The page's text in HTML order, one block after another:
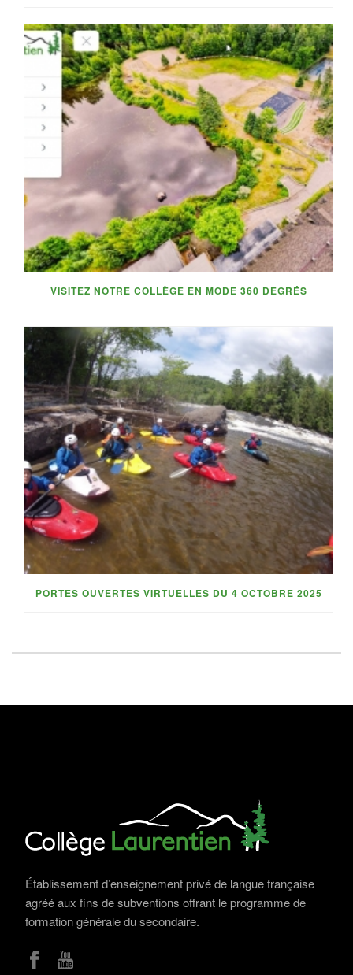
VISITEZ NOTRE COLLÈGE EN MODE 360 DEGRÉS
PORTES OUVERTES VIRTUELLES DU 4 OCTOBRE 2025
Établissement d’enseignement privé de langue française
agréé aux fins de subventions offrant le programme de
formation générale du secondaire.